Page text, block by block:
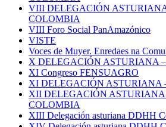
VIII DELEGACIÓN
COLOMBIA
VIII Foro Social PanAmazónico
VISTE
Voces de Muyer. Enredaes na
X DELEGACIÓN ASTURIANA
XI Congreso FENSUAGRO
XI DELEGACIÓN ASTURIANA
XII DELEGACIÓN
COLOMBIA
XIII Delegación asturiana DDHH